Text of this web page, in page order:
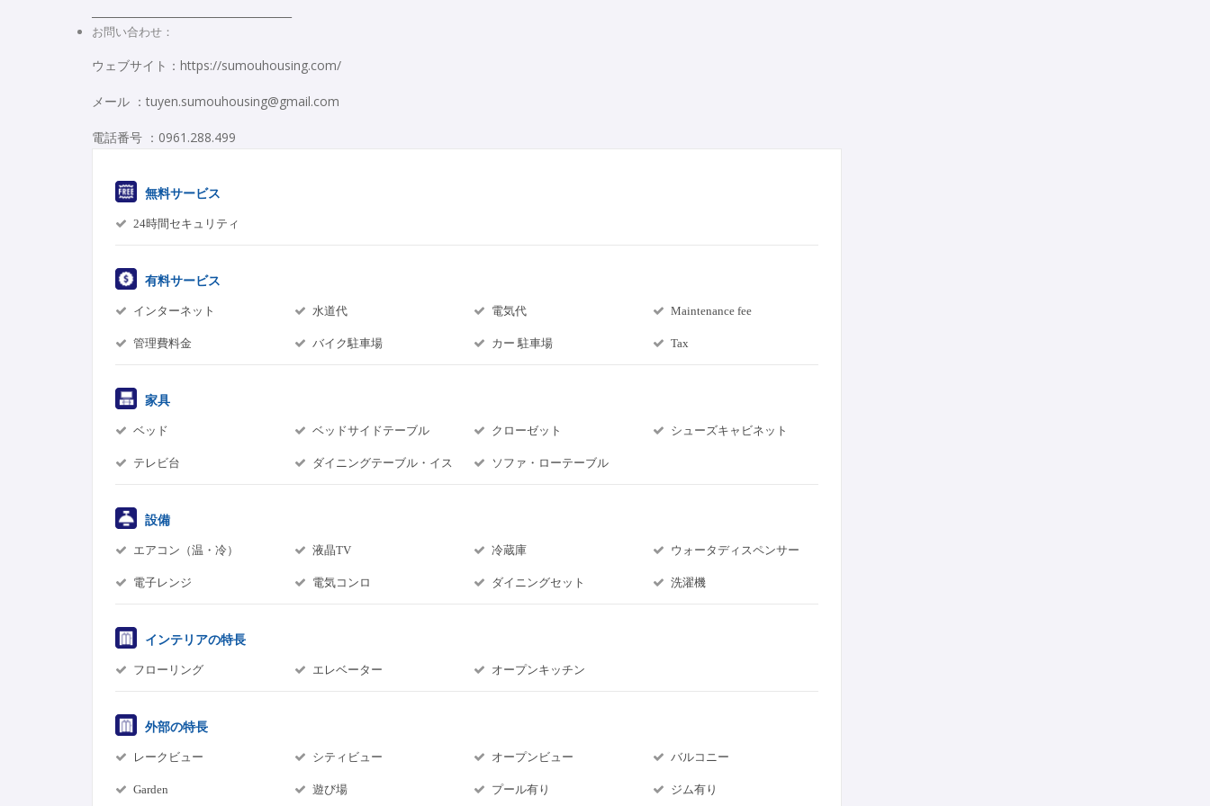
お問い合わせ：
ウェブサイト：https://sumouhousing.com/
メール ：tuyen.sumouhousing@gmail.com
電話番号 ：0961.288.499
無料サービス
24時間セキュリティ
有料サービス
インターネット 水道代 電気代 Maintenance fee
管理費料金 バイク駐車場 カー 駐車場 Tax
家具
ベッド ベッドサイドテーブル クローゼット シューズキャビネット
テレビ台 ダイニングテーブル・イス ソファ・ローテーブル
設備
エアコン（温・冷） 液晶TV 冷蔵庫 ウォータディスペンサー
電子レンジ 電気コンロ ダイニングセット 洗濯機
インテリアの特長
フローリング エレベーター オープンキッチン
外部の特長
レークビュー シティビュー オープンビュー バルコニー
Garden 遊び場 プール有り ジム有り